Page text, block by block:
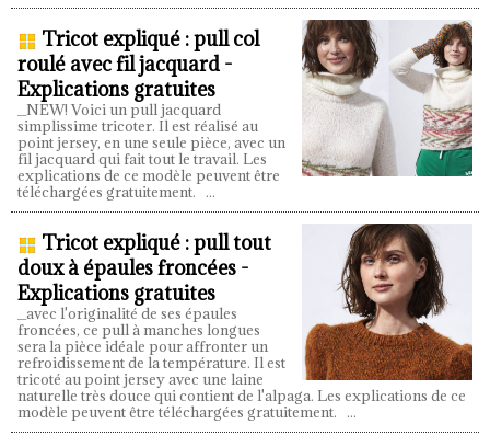
Tricot expliqué : pull col
roulé avec fil jacquard -
Explications gratuites
_NEW! Voici un pull jacquard
simplissime tricoter. Il est réalisé au
point jersey, en une seule pièce, avec un
fil jacquard qui fait tout le travail. Les
explications de ce modèle peuvent être
téléchargées gratuitement. ...
Tricot expliqué : pull tout
doux à épaules froncées -
Explications gratuites
_avec l'originalité de ses épaules
froncées, ce pull à manches longues
sera la pièce idéale pour affronter un
refroidissement de la température. Il est
tricoté au point jersey avec une laine
naturelle très douce qui contient de l'alpaga. Les explications de ce
modèle peuvent être téléchargées gratuitement. ...